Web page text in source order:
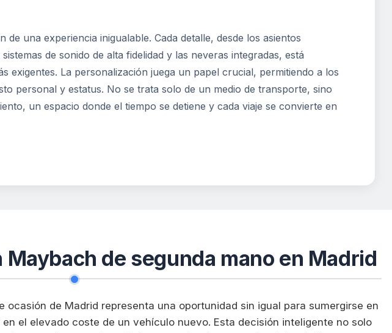
de una experiencia inigualable. Cada detalle, desde los asientos
de sonido de alta fidelidad y las neveras integradas, está
exigentes. La personalización juega un papel crucial, permitiendo a los
personal y estatus. No se trata solo de un medio de transporte, sino
un espacio donde el tiempo se detiene y cada viaje se convierte en
de segunda mano en Madrid
de Madrid representa una oportunidad sin igual para sumergirse en
el elevado coste de un vehículo nuevo. Esta decisión inteligente no solo